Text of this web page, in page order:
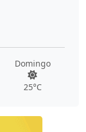
Domingo
25°C